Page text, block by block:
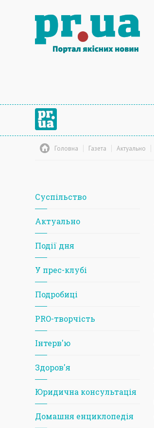
Головна Газета Актуально
Суспільство
Актуально
Події дня
У прес-клубі
Подробиці
PRO-творчість
Iнтерв'ю
Здоров'я
Юридична консультація
Домашня енциклопедія